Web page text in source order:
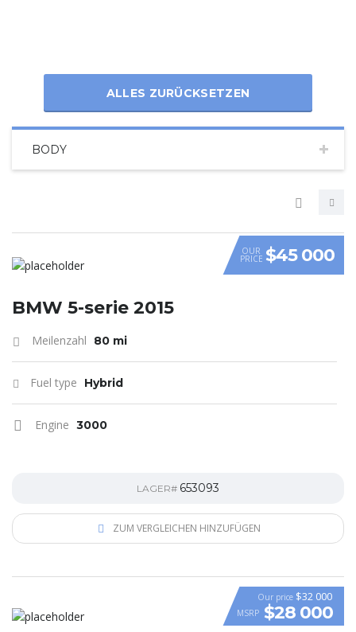
ALLES ZURÜCKSETZEN
BODY
VIDEO
OUR
PRICE $45 000
BMW 5-serie 2015
Meilenzahl 80 mi
Fuel type Hybrid
Engine 3000
LAGER# 653093
ZUM VERGLEICHEN HINZUFÜGEN
Our price $32 000
MSRP $28 000